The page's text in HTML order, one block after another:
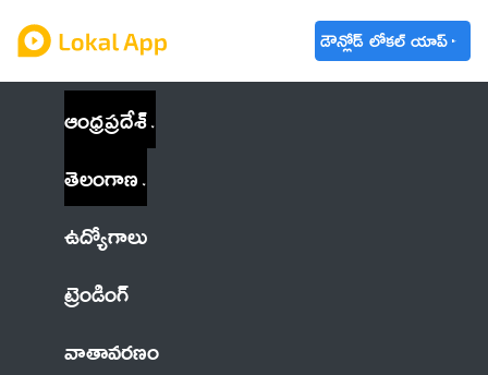
డౌన్లోడ్ లోకల్ యాప్
ఆంధ్రప్రదేశ్
తెలంగాణ
ఉద్యోగాలు
ట్రెండింగ్
వాతావరణం